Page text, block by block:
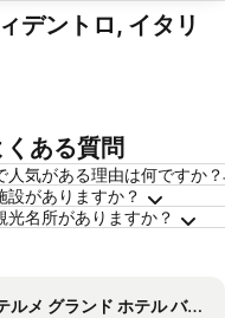
デントロ, イタリ
ある質問
気がある理由は何ですか？
がありますか？
名所がありますか？
メ グランド ホテル バーニ ヌオヴィ